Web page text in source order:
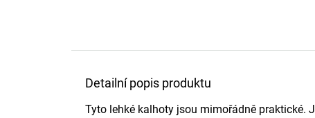
Detailní popis produktu
Tyto lehké kalhoty jsou mimořádně praktické.